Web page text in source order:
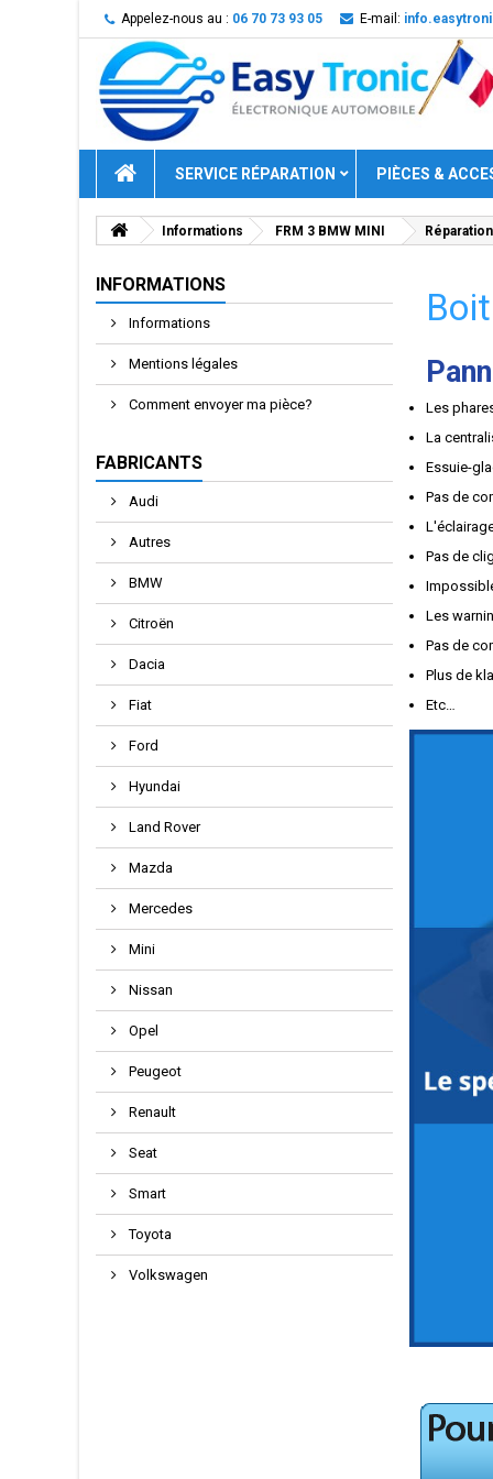
Appelez-nous au : 06 70 73 93 05 E-mail:
SERVICE RÉPARATION PIÈCES &
Informations FRM 3 BMW MINI
INFORMATIONS
Informations
Mentions légales
Comment envoyer ma pièce?
FABRICANTS
Audi
Autres
BMW
Citroën
Dacia
Fiat
Ford
Hyundai
Land Rover
Mazda
Mercedes
Mini
Nissan
Opel
Peugeot
Renault
Seat
Smart
Toyota
Volkswagen
Les
La
Essuie-
Pas de
Pas de
Les
Pas de
Plus de
Etc…